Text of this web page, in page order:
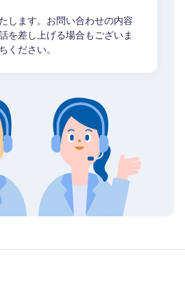
します。お問い合わせの内容
を差し上げる場合もございま
ください。